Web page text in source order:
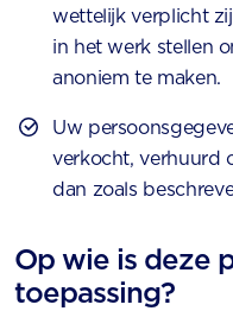
wettelijk verplicht
in het werk stellen
anoniem te maken.
Uw
verkocht, verhuurd
dan zoals
Op wie is deze
toepassing?